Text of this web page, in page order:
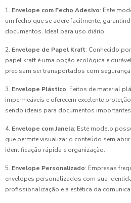
1. Envelope com Fecho Adesivo: Este
um fecho que se adere facilmente,
documentos. Ideal para uso diário.
2. Envelope de Papel Kraft: Conhecido
papel kraft é uma opção ecológica e
precisam ser transportados com segurança.
3. Envelope Plástico: Feitos de material
impermeáveis e oferecem excelente
sendo ideais para documentos
4. Envelope com Janela: Este modelo
que permite visualizar o conteúdo sem
identificação rápida e organização.
5. Envelope Personalizado: Empresas
envelopes personalizados com sua
profissionalização e a estética da